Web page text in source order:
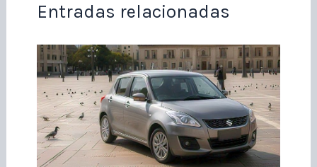
Entradas relacionadas